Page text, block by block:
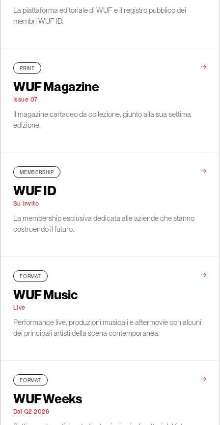
La piattaforma editoriale di WUF e il registro pubblico dei
membri WUF ID.
PRINT →
WUF Magazine
Issue 07
Il magazine cartaceo da collezione, giunto alla sua settima
edizione.
MEMBERSHIP →
WUF ID
Su invito
La membership esclusiva dedicata alle aziende che stanno
costruendo il futuro.
FORMAT →
WUF Music
Live
Performance live, produzioni musicali e aftermovie con alcuni
dei principali artisti della scena contemporanea.
FORMAT →
WUF Weeks
Dal Q2 2026